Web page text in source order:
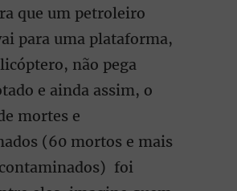
que um petroleiro
para uma plataforma,
não pega
e ainda assim, o
mortes e
(60 mortos e mais
foi